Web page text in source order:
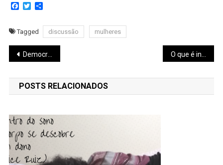
Facebook
TwitterShare
Tagged discussão mulheres
Democracia de gênero: é possível um pacto entre mulheres?
POSTS RELACIONADOS